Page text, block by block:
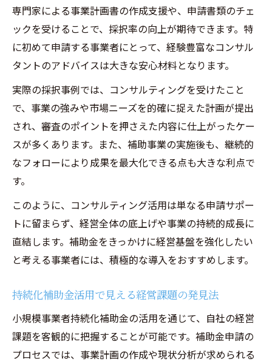
の立て方
専門家による事業計画書の作成支援や、申請書類のチェ
ックを受けることで、採択率の向上が期待できます。特
に初めて申請する事業者にとって、経験豊富なコンサル
タントのアドバイスは大きな安心材料となります。
実際の採択事例では、コンサルティングを受けたこと
で、事業の強みや市場ニーズを的確に捉えた計画が提出
され、審査のポイントを押さえた内容に仕上がったケー
スが多くあります。また、補助事業の実施後も、継続的
なフォローにより成果を最大化できる点も大きな利点で
す。
このように、コンサルティング活用は単なる申請サポー
トに留まらず、経営全体の底上げや事業の持続的成長に
直結します。補助金をきっかけに経営基盤を強化したい
と考える事業者には、積極的な導入をおすすめします。
持続化補助金活用で見える経営課題の発見法
小規模事業者持続化補助金の活用を通じて、自社の経営
課題を客観的に把握することが可能です。補助金申請の
プロセスでは、事業計画の作成や現状分析が求められる